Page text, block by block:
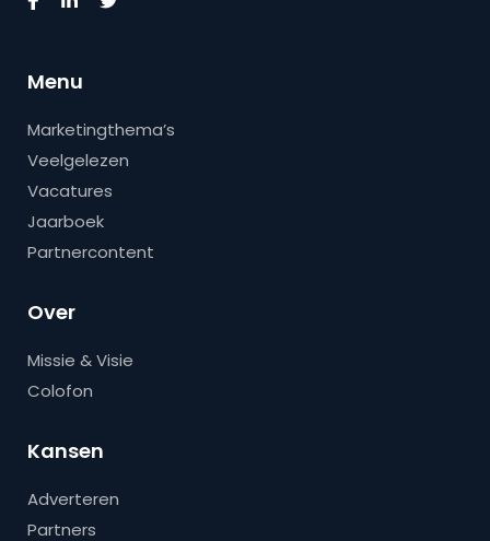
Menu
Marketingthema’s
Veelgelezen
Vacatures
Jaarboek
Partnercontent
Over
Missie & Visie
Colofon
Kansen
Adverteren
Partners